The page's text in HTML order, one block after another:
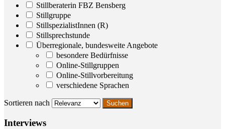
Stillberaterin FBZ Bensberg
Stillgruppe
StillspezialistInnen (R)
Stillsprechstunde
Überregionale, bundesweite Angebote
besondere Bedürfnisse
Online-Stillgruppen
Online-Stillvorbereitung
verschiedene Sprachen
Sortieren nach
Inter­views